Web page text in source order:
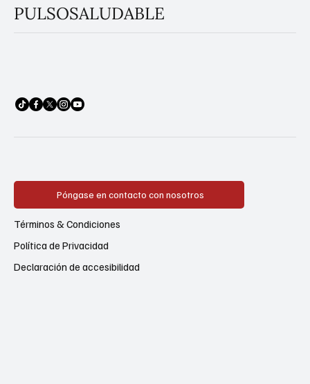
PULSOSALUDABLE
Póngase en contacto con nosotros
Política de Privacidad
Términos & Condiciones
Declaración de accesibilidad